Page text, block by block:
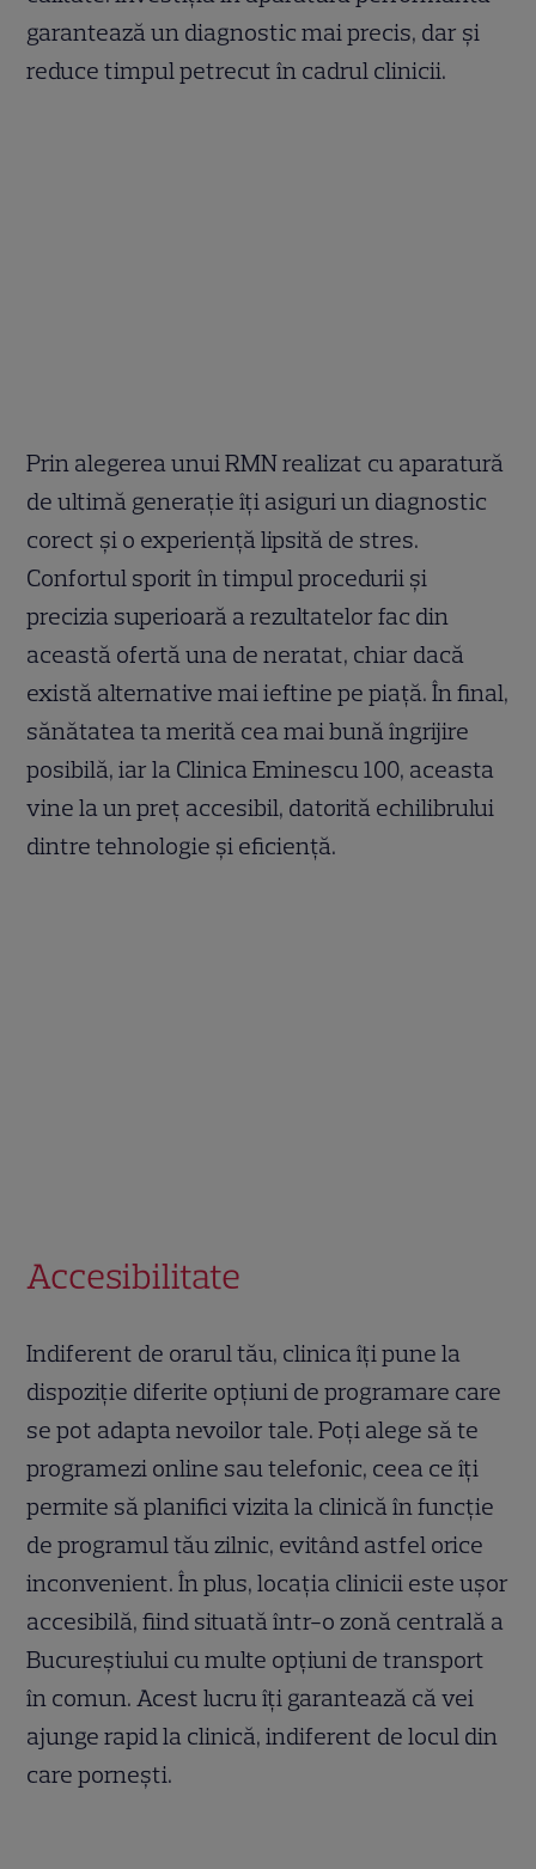
garantează un diagnostic mai precis, dar și
reduce timpul petrecut în cadrul clinicii.
Prin alegerea unui RMN realizat cu aparatură
de ultimă generație îți asiguri un diagnostic
corect și o experiență lipsită de stres.
Confortul sporit în timpul procedurii și
precizia superioară a rezultatelor fac din
această ofertă una de neratat, chiar dacă
există alternative mai ieftine pe piață. În final,
sănătatea ta merită cea mai bună îngrijire
posibilă, iar la Clinica Eminescu 100, aceasta
vine la un preț accesibil, datorită echilibrului
dintre tehnologie și eficiență.
Accesibilitate
Indiferent de orarul tău, clinica îți pune la
dispoziție diferite opțiuni de programare care
se pot adapta nevoilor tale. Poți alege să te
programezi online sau telefonic, ceea ce îți
permite să planifici vizita la clinică în funcție
de programul tău zilnic, evitând astfel orice
inconvenient. În plus, locația clinicii este ușor
accesibilă, fiind situată într-o zonă centrală a
Bucureștiului cu multe opțiuni de transport
în comun. Acest lucru îți garantează că vei
ajunge rapid la clinică, indiferent de locul din
care pornești.